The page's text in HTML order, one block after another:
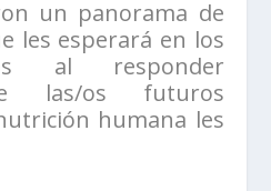
un panorama de
les esperará en los
al responder
las/os futuros
humana les